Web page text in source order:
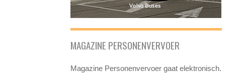
MAGAZINE PERSONENVERVOER
Magazine Personenvervoer gaat elektronisch.